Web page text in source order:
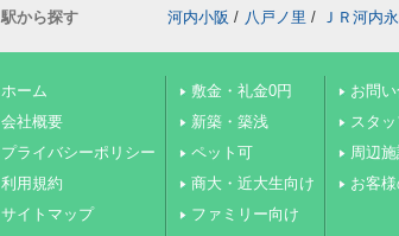
駅から探す
河内小阪 / 八戸ノ里 / ＪＲ河内
ホーム
会社概要
プライバシーポリシー
利用規約
サイトマップ
敷金・礼金0円
新築・築浅
ペット可
商大・近大生向け
ファミリー向け
お問
スタ
周辺
お客